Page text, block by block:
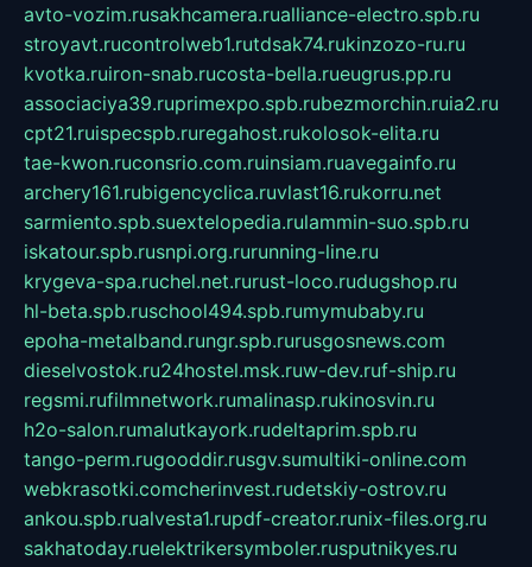
avto-vozim.rusakhcamera.rualliance-electro.spb.ru
stroyavt.rucontrolweb1.rutdsak74.rukinzozo-ru.ru
kvotka.ruiron-snab.rucosta-bella.rueugrus.pp.ru
associaciya39.ruprimexpo.spb.rubezmorchin.ruia2.ru
cpt21.ruispecspb.ruregahost.rukolosok-elita.ru
tae-kwon.ruconsrio.com.ruinsiam.ruavegainfo.ru
archery161.rubigencyclica.ruvlast16.rukorru.net
sarmiento.spb.suextelopedia.rulammin-suo.spb.ru
iskatour.spb.rusnpi.org.rurunning-line.ru
krygeva-spa.ruchel.net.rurust-loco.rudugshop.ru
hl-beta.spb.ruschool494.spb.rumymubaby.ru
epoha-metalband.rungr.spb.rurusgosnews.com
dieselvostok.ru24hostel.msk.ruw-dev.ruf-ship.ru
regsmi.rufilmnetwork.rumalinasp.rukinosvin.ru
h2o-salon.rumalutkayork.rudeltaprim.spb.ru
tango-perm.rugooddir.rusgv.sumultiki-online.com
webkrasotki.comcherinvest.rudetskiy-ostrov.ru
ankou.spb.rualvesta1.rupdf-creator.runix-files.org.ru
sakhatoday.ruelektrikersymboler.rusputnikyes.ru